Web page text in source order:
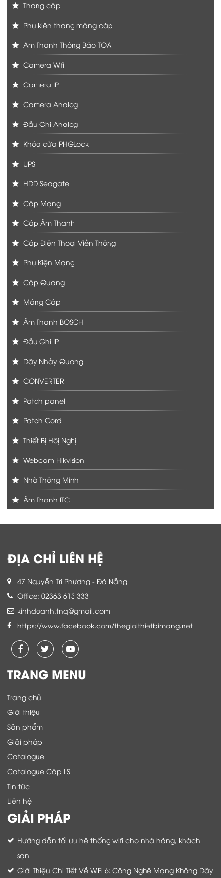
Thang cáp
Phụ kiện thang máng cáp
Âm Thanh Thông Báo TOA
Camera Wifi
Camera IP
Camera Analog
Đầu Ghi Analog
Khóa cửa PHGLock
UPS
HDD Seagate
Cáp Mạng
Cáp Âm Thanh
Cáp Điện Thoại Viễn Thông
Phụ Kiện Mạng
Cáp Quang
Máng Cáp
Âm Thanh BOSCH
Đầu Ghi IP
Dây Nhảy Quang
CONVERTER
Patch panel
Patch Cord
Thiết Bị Hôị Nghị
Webcam Hikvision
Nhà Thông Minh
Âm Thanh ITC
ĐỊA CHỈ LIÊN HỆ
47 Nguyễn Tri Phương - Đà Nẵng
Office: 02363 613 333
kinhdoanh.tnq@gmail.com
https://www.facebook.com/thegioithietbimang.net
TRANG MENU
Trang chủ
Giới thiệu
Sản phẩm
Giải pháp
Catalogue
Catalogue Cáp LS
Tin tức
Liên hệ
GIẢI PHÁP
Hướng dẫn tối ưu hệ thống wifi cho nhà hàng, khách
sạn
Giới Thiệu Chi Tiết Về WiFi 6: Công Nghệ Mạng Không Dây